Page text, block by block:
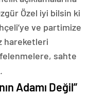
Özel iyi bilsin ki
ve partimize
hareketleri
sahte
Adamı Değil”